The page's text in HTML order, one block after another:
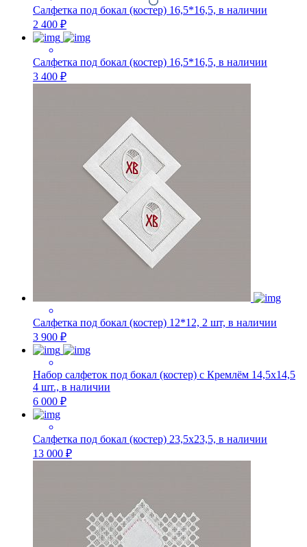
Салфетка под бокал (костер) 16,5*16,5, в наличии
2 400 ₽
Салфетка под бокал (костер) 16,5*16,5, в наличии
3 400 ₽
Салфетка под бокал (костер) 12*12, 2 шт, в наличии
3 900 ₽
Набор салфеток под бокал (костер) с Кремлём 14,5х14,5
4 шт., в наличии
6 000 ₽
Салфетка под бокал (костер) 23,5х23,5, в наличии
13 000 ₽